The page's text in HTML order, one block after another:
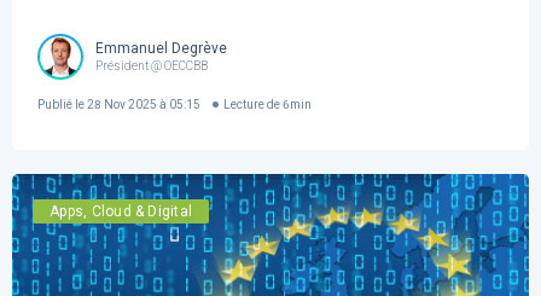
Emmanuel Degrève
Président @ OECCBB
Publié le28 Nov 2025 à 05:15 Lecture de 6min
Apps, Cloud & Digital